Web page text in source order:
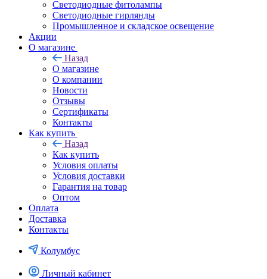
Светодиодные фитолампы
Светодиодные гирлянды
Промышленное и складское освещение
Акции
О магазине
Назад
О магазине
О компании
Новости
Отзывы
Сертификаты
Контакты
Как купить
Назад
Как купить
Условия оплаты
Условия доставки
Гарантия на товар
Оптом
Оплата
Доставка
Контакты
Колумбус
Личный кабинет